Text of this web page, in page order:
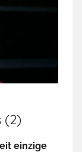
(2)
einzige